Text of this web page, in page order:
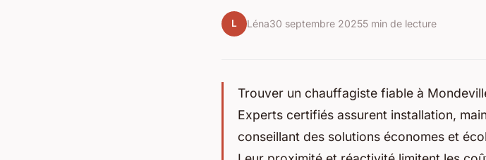
L Léna30 septembre 20255 min de lecture
Trouver un chauffagiste fiable à
Experts certifiés assurent installation,
conseillant des solutions économes et